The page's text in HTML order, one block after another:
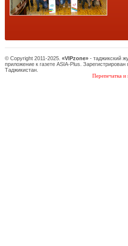
© Copyright 2011-2025. «VIPzone» - таджикский
приложение к газете ASIA-Plus.
Таджикистан.
Перепечатка и